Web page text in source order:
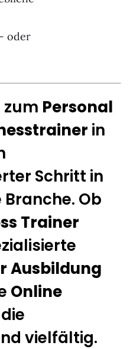
oder
zum Personal
in
Schritt in
Ob
Trainer
Ausbildung
Online
vielfältig.